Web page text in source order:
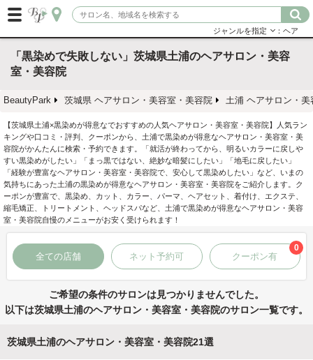
ジャンルを指定 ：ヘア
「黒染めで失敗しない」茨城県土浦のヘアサロン・美容
室・美容院
BeautyPark 茨城県 ヘアサロン・美容室・美容院 土浦 ヘアサロン・美
【茨城県土浦×黒染めが得意なでおすすめの人気ヘアサロン・美容室・美容院】人気ラン
キングや口コミ・評判、クーポンから、土浦で黒染めが得意なヘアサロン・美容室・美
容院がかんたんに検索・予約できます。「就活が終わってから、明るいカラーに戻しや
すい黒染めがしたい」「まっ黒ではない、絶妙な暗髪にしたい」「地毛に戻したい」
「経験が豊富なヘアサロン・美容室・美容院で、安心して黒染めしたい」など、いまの
気持ちにあった土浦の黒染めが得意なヘアサロン・美容室・美容院をご紹介します。ク
ーポンが豊富で、黒染め、カット、カラー、パーマ、ヘアセット、着付け、エクステ、
縮毛矯正、トリートメント、ヘッドスパなど、土浦で黒染めが得意なヘアサロン・美容
室・美容院自慢のメニューがお安く受けられます！
全ての店舗 ネット予約可 クーポン有
0
ご希望の条件のサロンは見つかりませんでした。
以下は茨城県土浦のヘアサロン・美容室・美容院のサロン一覧です。
茨城県土浦のヘアサロン・美容室・美容院21選